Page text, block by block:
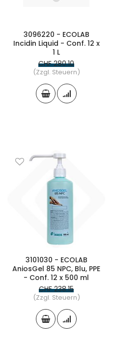
3096220 - ECOLAB
Incidin Liquid - Conf. 12 x
1 L
CHF 280.10
(Zzgl. Steuern)
3101030 - ECOLAB
AniosGel 85 NPC, Blu, PPE
- Conf. 12 x 500 ml
CHF 238.15
(Zzgl. Steuern)